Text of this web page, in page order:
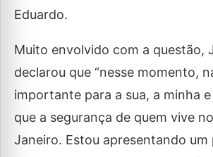
Eduardo.
Muito envolvido com a questão,
declarou que “nesse momento,
importante para a sua, a minha
que a segurança de quem vive
Janeiro. Estou apresentando um